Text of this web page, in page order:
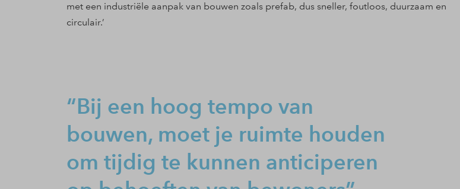
met een industriële aanpak van bouwen zoals prefab, dus sneller, foutloos, duurzaam en
circulair.’
Bij een hoog tempo van
bouwen, moet je ruimte houden
om tijdig te kunnen anticiperen